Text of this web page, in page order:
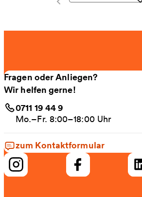
Fragen oder Anliegen?
Wir helfen gerne!
0711 19 44 9
Mo.–Fr. 8:00–18:00 Uhr
zum Kontaktformular